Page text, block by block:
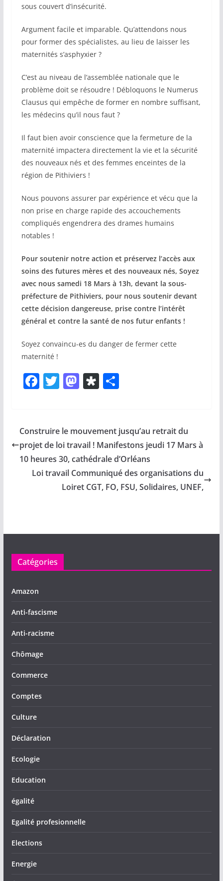
sous couvert d’insécurité.
Argument facile et imparable. Qu’attendons nous
pour former des spécialistes, au lieu de laisser les
maternités s’asphyxier ?
C’est au niveau de l’assemblée nationale que le
problème doit se résoudre ! Débloquons le Numerus
Clausus qui empêche de former en nombre suffisant,
les médecins qu’il nous faut ?
Il faut bien avoir conscience que la fermeture de la
maternité impactera directement la vie et la sécurité
des nouveaux nés et des femmes enceintes de la
région de Pithiviers !
Nous pouvons assurer par expérience et vécu que la
non prise en charge rapide des accouchements
compliqués engendrera des drames humains
notables !
Pour soutenir notre action et préservez l’accès aux
soins des futures mères et des nouveaux nés, Soyez
avec nous samedi 18 Mars à 13h, devant la sous-
préfecture de Pithiviers, pour nous soutenir devant
cette décision dangereuse, prise contre l’intérêt
général et contre la santé de nos futur enfants !
Soyez convaincu-es du danger de fermer cette
maternité !
F
e
b
o
o
T
er
M
o
d
o
n
Di
p
or
a
P
g
er
Construire le mouvement jusqu’au retrait du
projet de loi travail ! Manifestons jeudi 17 Mars à
10 heures 30, cathédrale d’Orléans
Loi travail Communiqué des organisations du
Loiret CGT, FO, FSU, Solidaires, UNEF,
Catégories
Amazon
Anti-fascisme
Anti-racisme
Chômage
Commerce
Comptes
Culture
Déclaration
Ecologie
Education
égalité
Egalité profesionnelle
Elections
Energie